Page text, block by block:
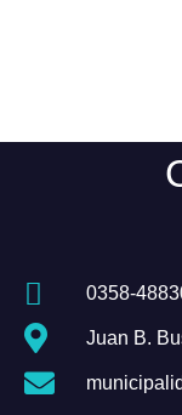
0358-
Juan B.